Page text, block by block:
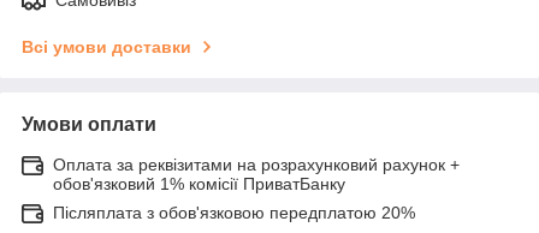
Всі умови доставки
Умови оплати
Оплата за реквізитами на розрахунковий рахунок +
обов'язковий 1% комісії ПриватБанку
Післяплата з обов'язковою передплатою 20%